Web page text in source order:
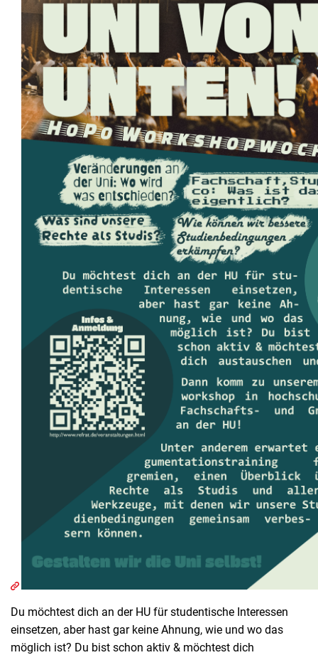
Du möchtest dich an der HU für studentische Interessen
einsetzen, aber hast gar keine Ahnung, wie und wo das
möglich ist? Du bist schon aktiv & möchtest dich